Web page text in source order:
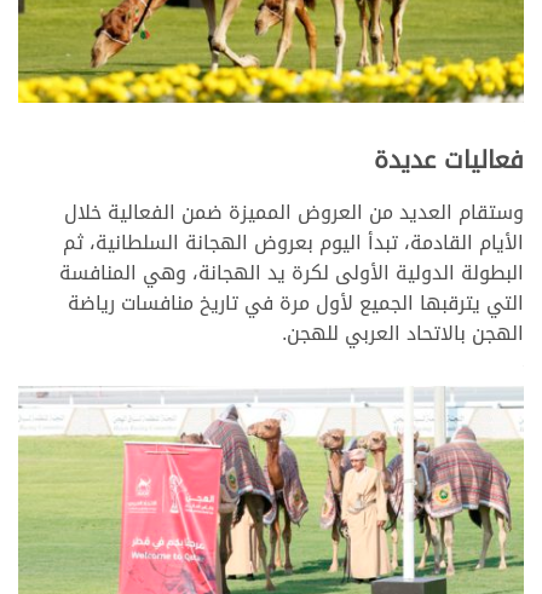
فعاليات عديدة
وستقام العديد من العروض المميزة ضمن الفعالية خلال
الأيام القادمة، تبدأ اليوم بعروض الهجانة السلطانية، ثم
البطولة الدولية الأولى لكرة يد الهجانة، وهي المنافسة
التي يترقبها الجميع لأول مرة في تاريخ منافسات رياضة
الهجن بالاتحاد العربي للهجن.